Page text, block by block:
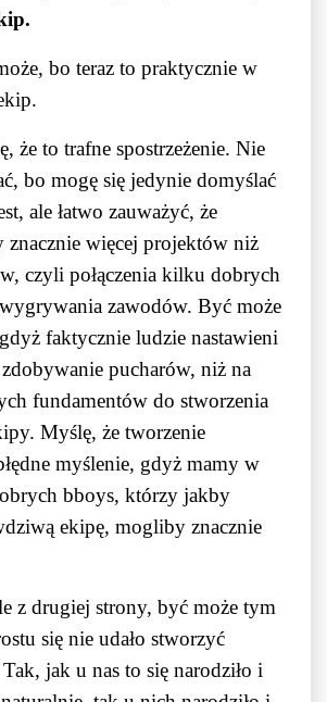
bo teraz to praktycznie w
że to trafne spostrzeżenie. Nie
bo mogę się jedynie domyślać
ale łatwo zauważyć, że
znacznie więcej projektów niż
czyli połączenia kilku dobrych
zawodów. Być może
faktycznie ludzie nastawieni
zdobywanie pucharów, niż na
fundamentów do stworzenia
Myślę, że tworzenie
myślenie, gdyż mamy w
bboys, którzy jakby
ekipę, mogliby znacznie
z drugiej strony, być może tym
się nie udało stworzyć
jak u nas to się narodziło i